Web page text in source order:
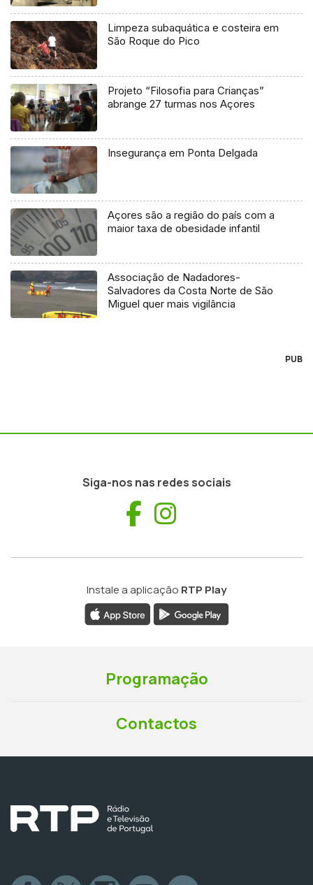
Limpeza subaquática e costeira em
São Roque do Pico
Projeto “Filosofia para Crianças”
abrange 27 turmas nos Açores
Insegurança em Ponta Delgada
Açores são a região do país com a
maior taxa de obesidade infantil
Associação de Nadadores-
Salvadores da Costa Norte de São
Miguel quer mais vigilância
PUB
Siga-nos nas redes sociais
Facebook
Instale a aplicação RTP Play
Programação
Contactos